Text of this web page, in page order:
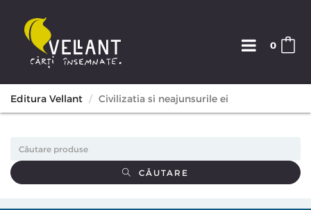
0
Editura Vellant Civilizatia si neajunsurile ei
CĂUTARE